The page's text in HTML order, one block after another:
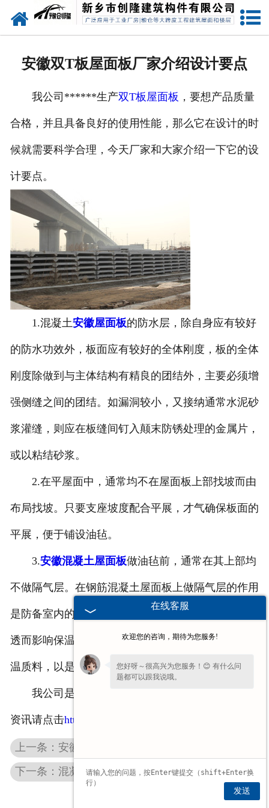
网站首页
安徽双T板屋面板厂家介绍设计要点
我公司******生产双T板屋面板 ，要想产品质量
合格，并且具备良好的使用性能，那么它在设计的时
候就需要科学合理，今天厂家和大家介绍一下它的设
计要点。
1.混凝土安徽屋面板的防水层，除自身应有较好
的防水功效外，板面应有较好的全体刚度，板的全体
刚度除做到与主体结构有精良的团结外，主要必须增
强侧缝之间的团结。如漏洞较小，又接纳通常水泥砂
浆灌缝，则应在板缝间钉入颠末防锈处理的金属片，
或以粘结砂浆。
2.在平屋面中，通常均不在屋面板上部找坡而由
布局找坡。只要支座坡度配合平展，才气确保板面的
平展，便于铺设油毡。
3.安徽混凝土屋面板做油毡前，通常在其上部均
不做隔气层。在钢筋混凝土屋面板上做隔气层的作用
是防备室内的湿气通过钢筋混凝土屋面板向保温层浸
透而影响保温作用，但加气混凝土屋面板自身便是保
温质料，以是在其上部再做隔气层已失去寄义。
我公司是******的
资讯请点击http://www.hnclgj.com/supply/26.html
上一条：安徽预应力双T板厂家介绍养护方法
下一条：混凝土双T板与钢屋面对比 工程采购成本参考
在线客服
欢迎您的咨询，期待为您服务!
您好呀～很高兴为您服务！😊 有什么问
题都可以跟我说哦。
发送